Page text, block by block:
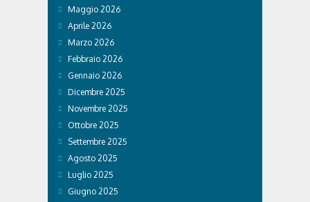
Maggio 2026
Aprile 2026
Marzo 2026
Febbraio 2026
Gennaio 2026
Dicembre 2025
Novembre 2025
Ottobre 2025
Settembre 2025
Agosto 2025
Luglio 2025
Giugno 2025